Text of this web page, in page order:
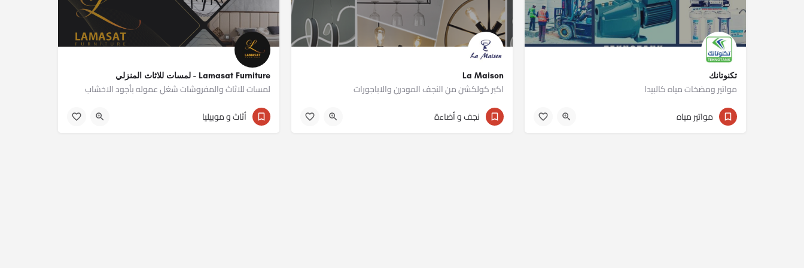
تكنوتانك
مواتير ومضخات مياه كالبيدا
01023430301
مواتير مياه
La Maison
اكبر كولكشن من النجف المودرن والاباجورات
011 12235641
نجف و أضاءة
Lamasat Furniture - لمسات للاثاث المنزلي
لمسات للاثاث والمفروشات شغل عموله بأجود الاخشاب
01277677688
أثاث و موبيليا